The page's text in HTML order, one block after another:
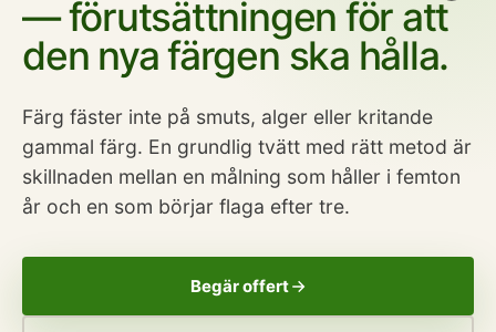
— förutsättningen för att
den nya färgen ska hålla.
Färg fäster inte på smuts, alger eller kritande
gammal färg. En grundlig tvätt med rätt metod är
skillnaden mellan en målning som håller i femton
år och en som börjar flaga efter tre.
Begär offert